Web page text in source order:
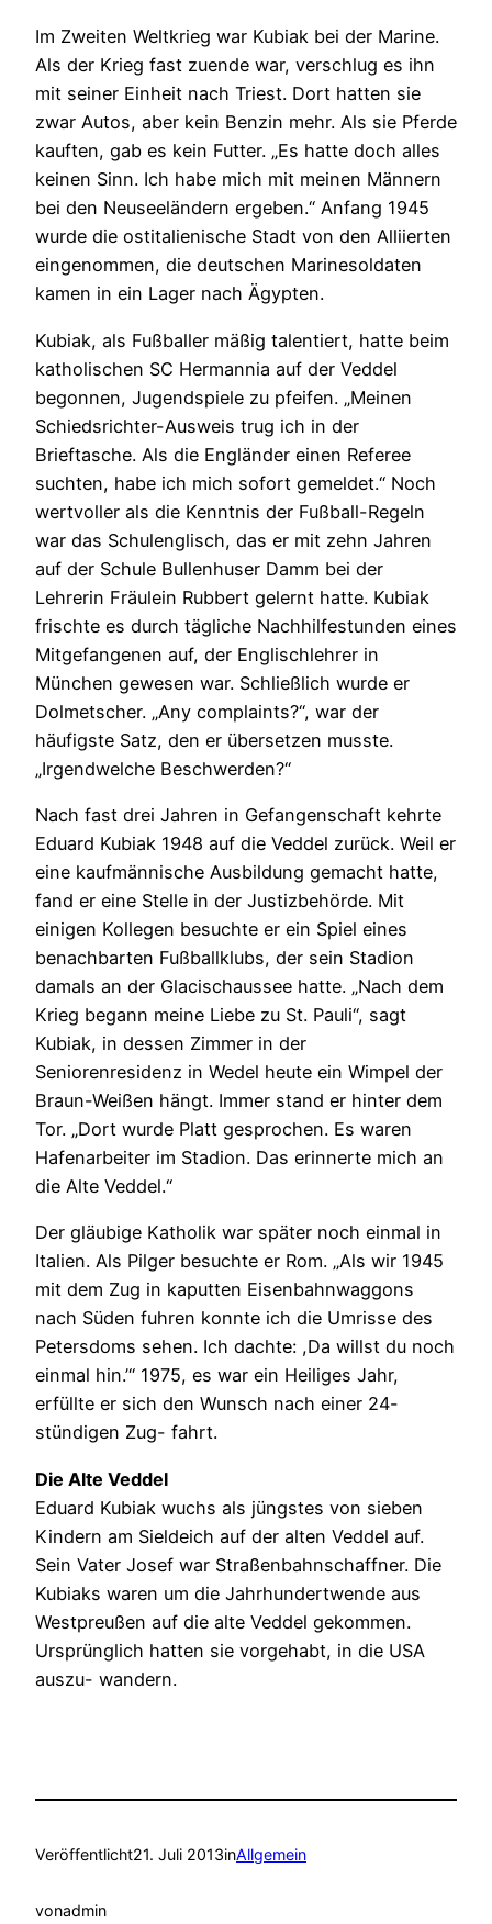
Im Zweiten Weltkrieg war Kubiak bei der Marine.
Als der Krieg fast zuende war, verschlug es ihn
mit seiner Einheit nach Triest. Dort hatten sie
zwar Autos, aber kein Benzin mehr. Als sie Pferde
kauften, gab es kein Futter. „Es hatte doch alles
keinen Sinn. Ich habe mich mit meinen Männern
bei den Neuseeländern ergeben.“ Anfang 1945
wurde die ostitalienische Stadt von den Alliierten
eingenommen, die deutschen Marinesoldaten
kamen in ein Lager nach Ägypten.
Kubiak, als Fußballer mäßig talentiert, hatte beim
katholischen SC Hermannia auf der Veddel
begonnen, Jugendspiele zu pfeifen. „Meinen
Schiedsrichter-Ausweis trug ich in der
Brieftasche. Als die Engländer einen Referee
suchten, habe ich mich sofort gemeldet.“ Noch
wertvoller als die Kenntnis der Fußball-Regeln
war das Schulenglisch, das er mit zehn Jahren
auf der Schule Bullenhuser Damm bei der
Lehrerin Fräulein Rubbert gelernt hatte. Kubiak
frischte es durch tägliche Nachhilfestunden eines
Mitgefangenen auf, der Englischlehrer in
München gewesen war. Schließlich wurde er
Dolmetscher. „Any complaints?“, war der
häufigste Satz, den er übersetzen musste.
„Irgendwelche Beschwerden?“
Nach fast drei Jahren in Gefangenschaft kehrte
Eduard Kubiak 1948 auf die Veddel zurück. Weil er
eine kaufmännische Ausbildung gemacht hatte,
fand er eine Stelle in der Justizbehörde. Mit
einigen Kollegen besuchte er ein Spiel eines
benachbarten Fußballklubs, der sein Stadion
damals an der Glacischaussee hatte. „Nach dem
Krieg begann meine Liebe zu St. Pauli“, sagt
Kubiak, in dessen Zimmer in der
Seniorenresidenz in Wedel heute ein Wimpel der
Braun-Weißen hängt. Immer stand er hinter dem
Tor. „Dort wurde Platt gesprochen. Es waren
Hafenarbeiter im Stadion. Das erinnerte mich an
die Alte Veddel.“
Der gläubige Katholik war später noch einmal in
Italien. Als Pilger besuchte er Rom. „Als wir 1945
mit dem Zug in kaputten Eisenbahnwaggons
nach Süden fuhren konnte ich die Umrisse des
Petersdoms sehen. Ich dachte: ,Da willst du noch
einmal hin.’“ 1975, es war ein Heiliges Jahr,
erfüllte er sich den Wunsch nach einer 24-
stündigen Zug- fahrt.
Die Alte Veddel
Eduard Kubiak wuchs als jüngstes von sieben
Kindern am Sieldeich auf der alten Veddel auf.
Sein Vater Josef war Straßenbahnschaffner. Die
Kubiaks waren um die Jahrhundertwende aus
Westpreußen auf die alte Veddel gekommen.
Ursprünglich hatten sie vorgehabt, in die USA
auszu- wandern.
Veröffentlicht21. Juli 2013inAllgemein
vonadmin